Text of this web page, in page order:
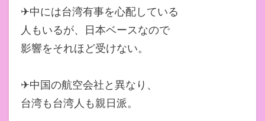
✈中には台湾有事を心配している
人もいるが、日本ベースなので
影響をそれほど受けない。
✈中国の航空会社と異なり、
台湾も台湾人も親日派。